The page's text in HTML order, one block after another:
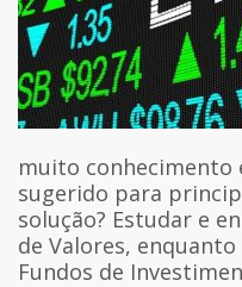
muito conhecimento
sugerido para
solução? Estudar e
de Valores,
Fundos de